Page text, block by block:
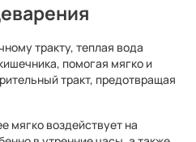
тракту, теплая вода
помогая мягко и
тракт, предотвращая
мягко воздействует на